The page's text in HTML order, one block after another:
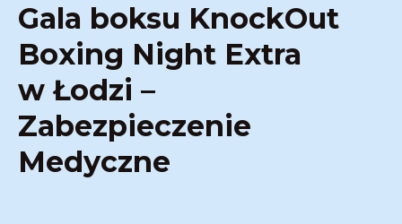
Gala boksu KnockOut
Boxing Night Extra
w Łodzi –
Zabezpieczenie
Medyczne